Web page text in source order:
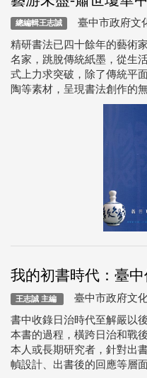
總編輯王志誠 臺中市政府文
精研書法已四十餘年的藝術
名家，跳脫傳統紙墨，從生
式上力求突破，除了傳統平
陶等素材，呈現書法創作的
我的初書時代：臺
王志誠 主編 臺中市政府文
書中收錄日治時代至解嚴以
本書的過程，橫跨日治和戰
本人或長期研究者，針對出
幀設計、出書後的回應等層